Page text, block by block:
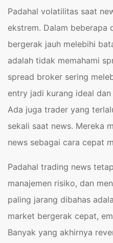
Padahal volatilitas saat
ekstrem. Dalam beberapa
bergerak jauh melebihi
adalah tidak memahami
spread broker sering
entry jadi kurang ideal
Ada juga trader yang
sekali saat news. Mereka
news sebagai cara cepat
Padahal trading news
manajemen risiko, dan
paling jarang dibahas
market bergerak cepat,
Banyak yang akhirnya